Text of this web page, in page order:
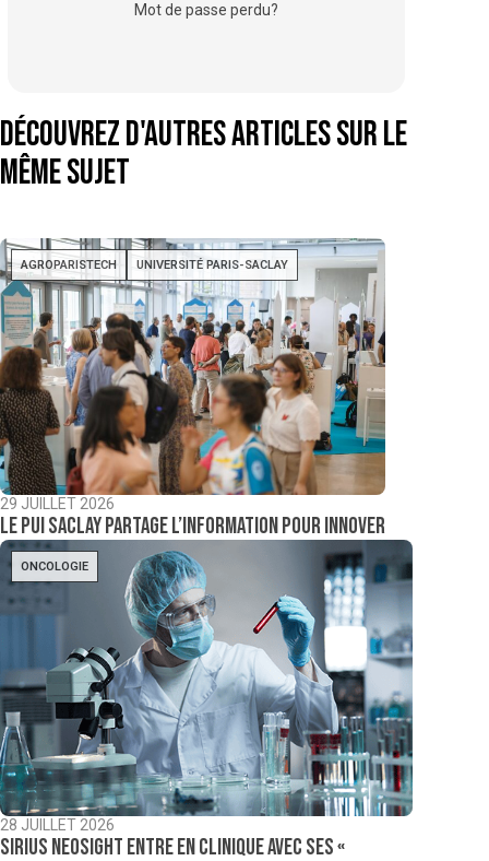
Mot de passe perdu?
Découvrez d'autres articles sur le
même sujet
AGROPARISTECH UNIVERSITÉ PARIS-SACLAY
29 JUILLET 2026
Le PUI Saclay partage l’information pour innover
ONCOLOGIE
28 JUILLET 2026
Sirius NeoSight entre en clinique avec ses «